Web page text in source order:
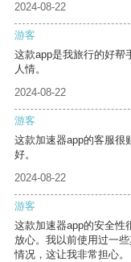
2024-08-22
游客
这款app是我旅行的好帮
人情。
2024-08-22
游客
这款加速器app的客服很
好。
2024-08-22
游客
这款加速器app的安全性
放心。我以前使用过一
情况，这让我非常担心。